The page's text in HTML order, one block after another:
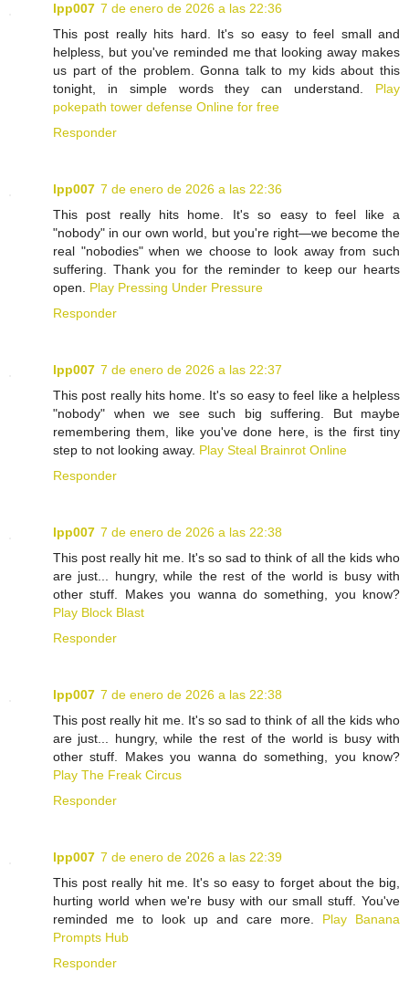
lpp007 7 de enero de 2026 a las 22:36
This post really hits hard. It's so easy to feel small and
helpless, but you've reminded me that looking away makes
us part of the problem. Gonna talk to my kids about this
tonight, in simple words they can understand. Play
pokepath tower defense Online for free
Responder
lpp007 7 de enero de 2026 a las 22:36
This post really hits home. It's so easy to feel like a
"nobody" in our own world, but you're right—we become the
real "nobodies" when we choose to look away from such
suffering. Thank you for the reminder to keep our hearts
open. Play Pressing Under Pressure
Responder
lpp007 7 de enero de 2026 a las 22:37
This post really hits home. It's so easy to feel like a helpless
"nobody" when we see such big suffering. But maybe
remembering them, like you've done here, is the first tiny
step to not looking away. Play Steal Brainrot Online
Responder
lpp007 7 de enero de 2026 a las 22:38
This post really hit me. It's so sad to think of all the kids who
are just... hungry, while the rest of the world is busy with
other stuff. Makes you wanna do something, you know?
Play Block Blast
Responder
lpp007 7 de enero de 2026 a las 22:38
This post really hit me. It's so sad to think of all the kids who
are just... hungry, while the rest of the world is busy with
other stuff. Makes you wanna do something, you know?
Play The Freak Circus
Responder
lpp007 7 de enero de 2026 a las 22:39
This post really hit me. It's so easy to forget about the big,
hurting world when we're busy with our small stuff. You've
reminded me to look up and care more. Play Banana
Prompts Hub
Responder